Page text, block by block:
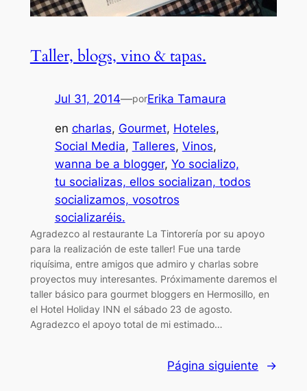
Taller, blogs, vino & tapas.
Jul 31, 2014—porErika Tamaura
en charlas, Gourmet, Hoteles
Social Media, Talleres, Vinos
wanna be a blogger, Yo socializo,
tu socializas, ellos socializan, todos
socializamos, vosotros
socializaréis.
Agradezco al restaurante La Tintorería por su apoyo
para la realización de este taller! Fue una tarde
riquísima, entre amigos que admiro y charlas sobre
proyectos muy interesantes. Próximamente daremos el
taller básico para gourmet bloggers en Hermosillo, en
el Hotel Holiday INN el sábado 23 de agosto.
Agradezco el apoyo total de mi estimado…
Página siguiente →